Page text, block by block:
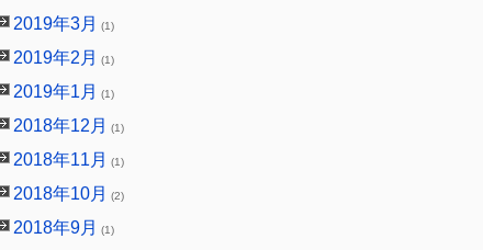
2019年3月 (1)
2019年2月 (1)
2019年1月 (1)
2018年12月 (1)
2018年11月 (1)
2018年10月 (2)
2018年9月 (1)